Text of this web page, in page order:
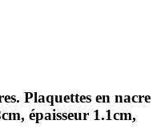
Plaquettes en nacre
épaisseur 1.1cm,